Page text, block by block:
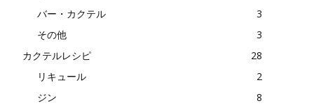
バー・カクテル
3
その他
3
カクテルレシピ
28
リキュール
2
ジン
8